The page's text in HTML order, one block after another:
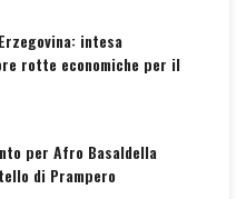
intesa
rotte economiche per il
per Afro Basaldella
di Prampero